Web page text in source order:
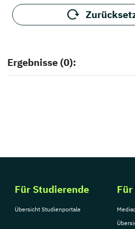
Ergebnisse (0):
Für Studierende
Übersicht Studienportale
Für